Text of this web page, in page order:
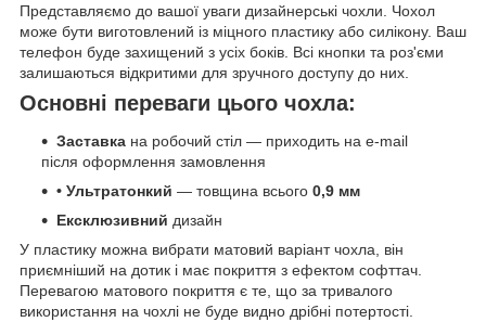
Представляємо до вашої уваги дизайнерські чохли. Чохол
може бути виготовлений із міцного пластику або силікону. Ваш
телефон буде захищений з усіх боків. Всі кнопки та роз'єми
залишаються відкритими для зручного доступу до них.
Основні переваги цього чохла:
Заставка на робочий стіл — приходить на e-mail
після оформлення замовлення
• Ультратонкий — товщина всього 0,9 мм
Ексклюзивний дизайн
У пластику можна вибрати матовий варіант чохла, він
приємніший на дотик і має покриття з ефектом софттач.
Перевагою матового покриття є те, що за тривалого
використання на чохлі не буде видно дрібні потертості.